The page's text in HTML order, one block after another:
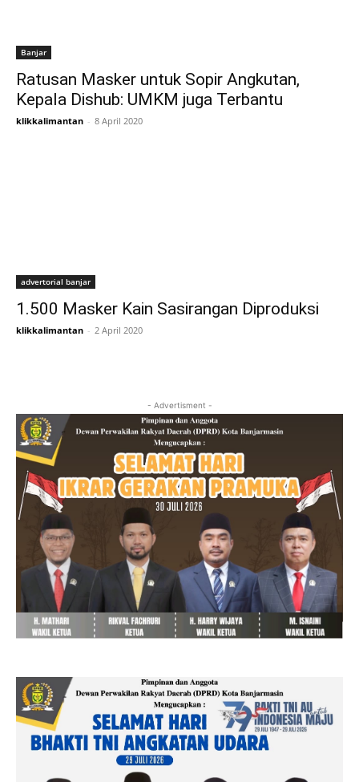
Banjar
Ratusan Masker untuk Sopir Angkutan,
Kepala Dishub: UMKM juga Terbantu
klikkalimantan - 8 April 2020
advertorial banjar
1.500 Masker Kain Sasirangan Diproduksi
klikkalimantan - 2 April 2020
- Advertisment -